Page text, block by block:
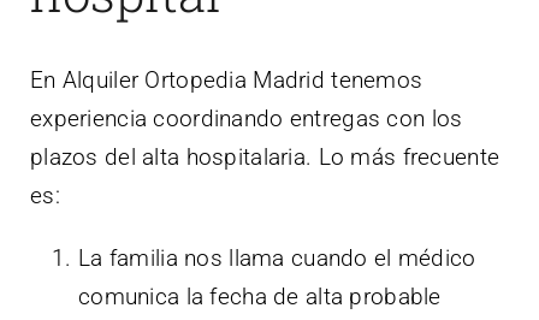
En Alquiler Ortopedia Madrid tenemos
experiencia coordinando entregas con los
plazos del alta hospitalaria. Lo más frecuente
es:
La familia nos llama cuando el médico
comunica la fecha de alta probable